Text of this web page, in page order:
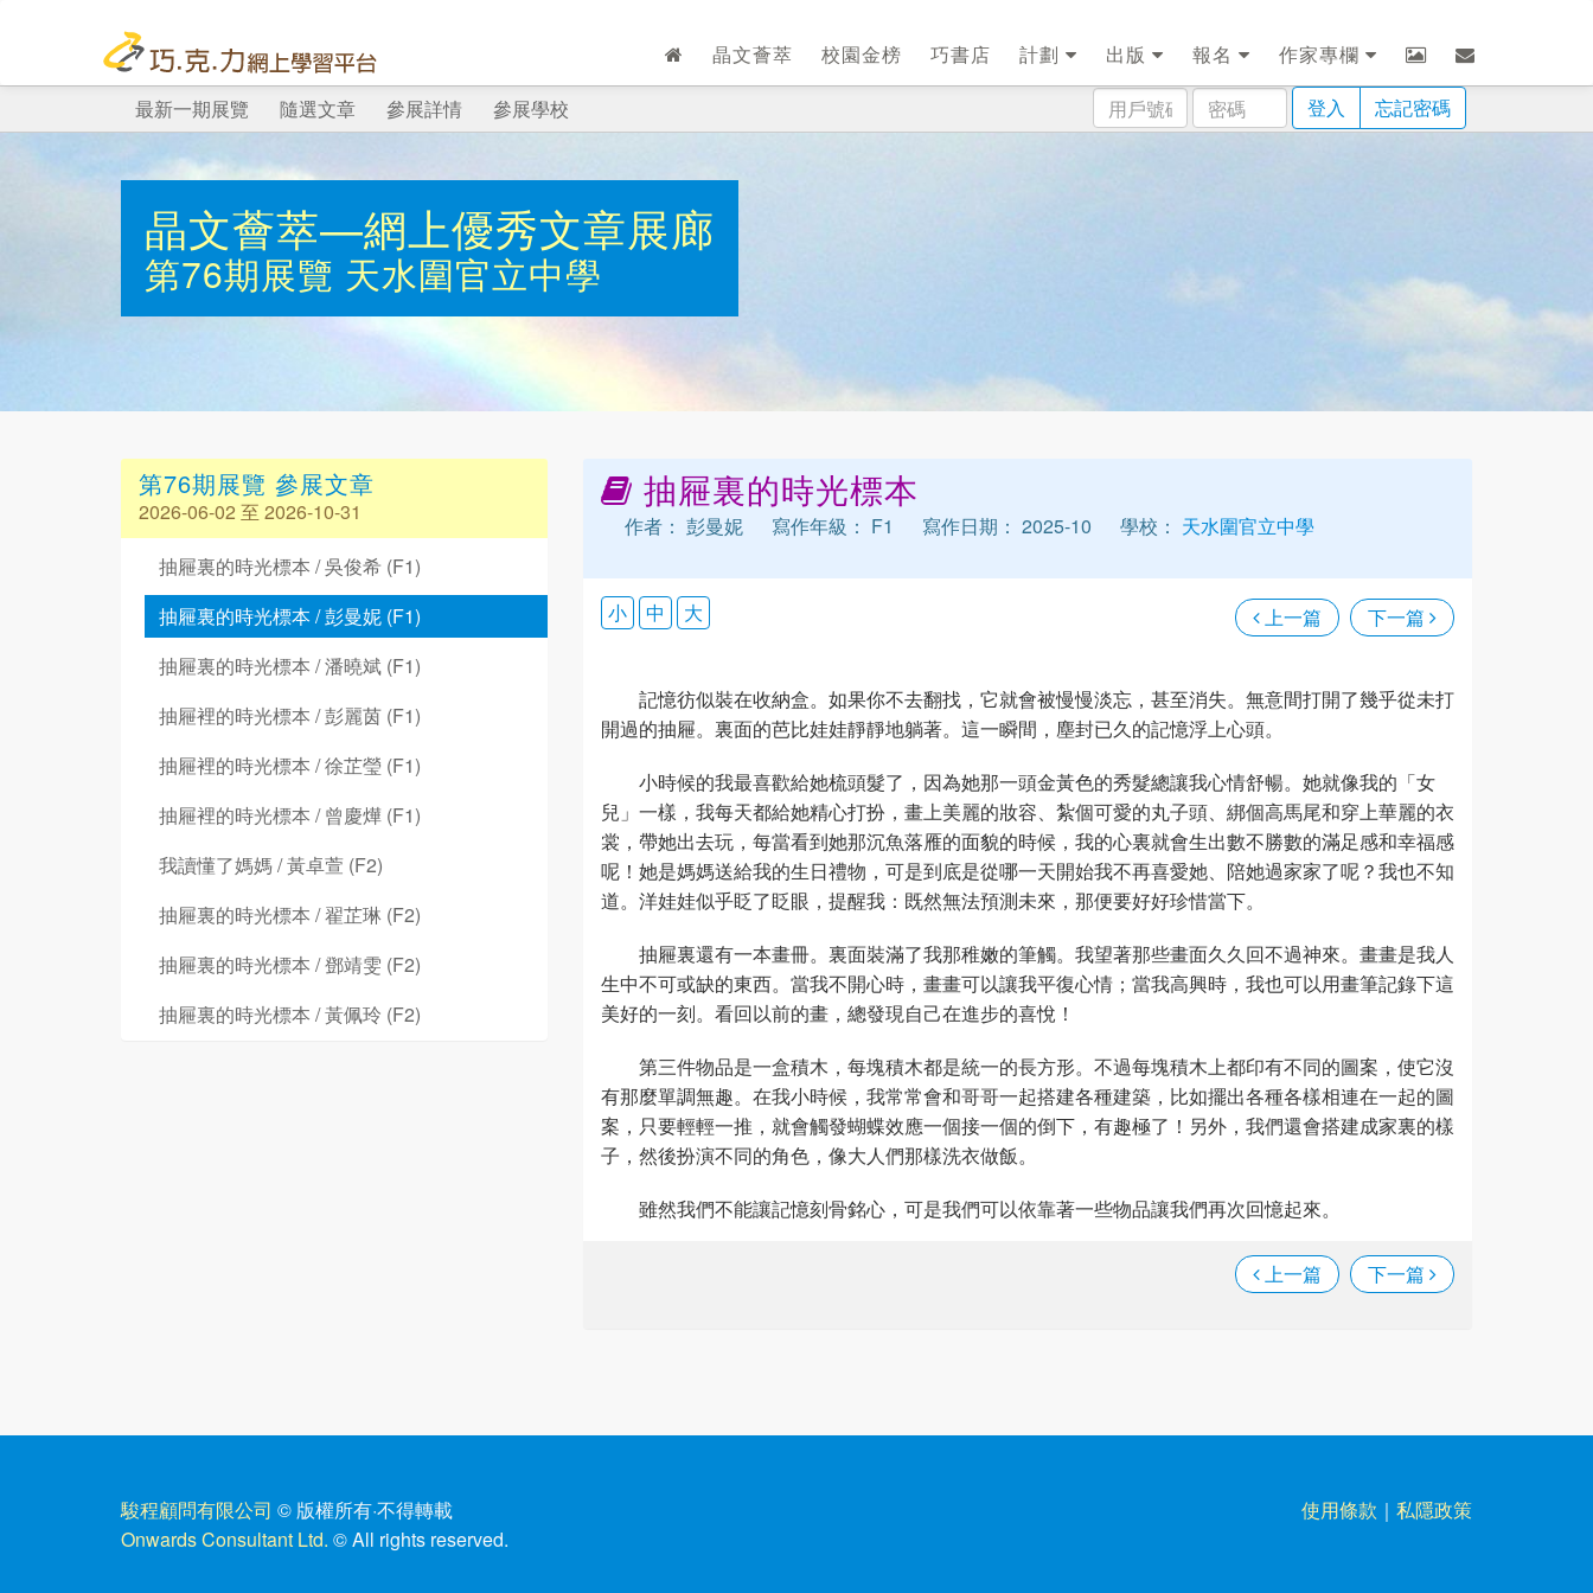
晶文薈萃 校園金榜 巧書店 計劃 出版 報名
作家專欄
用
戶
密
碼
登入 忘記密碼
最新一期展覽 隨選文章 參展詳情 參展學校
晶文薈萃—網上優秀文章展廊
第76期展覽 天水圍官立中學
第76期展覽 參展文章
2026-06-02 至 2026-10-31
抽屜裏的時光標本 / 吳俊希 (F1)
抽屜裏的時光標本 / 彭曼妮 (F1)
抽屜裏的時光標本 / 潘曉斌 (F1)
抽屜裡的時光標本 / 彭麗茵 (F1)
抽屜裡的時光標本 / 徐芷瑩 (F1)
抽屜裡的時光標本 / 曾慶燁 (F1)
我讀懂了媽媽 / 黃卓萱 (F2)
抽屜裏的時光標本 / 翟芷琳 (F2)
抽屜裏的時光標本 / 鄧靖雯 (F2)
抽屜裏的時光標本 / 黃佩玲 (F2)
抽屜裏的時光標本
作者： 彭曼妮 寫作年級： F1 寫作日期： 2025-10 學校： 天水圍官立中學
上一篇 下一篇
小 中 大
記憶彷似裝在收納盒。如果你不去翻找，它就會被慢慢淡忘，甚至消失。無意間打開了幾乎從未打
開過的抽屜。裏面的芭比娃娃靜靜地躺著。這一瞬間，塵封已久的記憶浮上心頭。
小時候的我最喜歡給她梳頭髮了，因為她那一頭金黃色的秀髮總讓我心情舒暢。她就像我的「女
兒」一樣，我每天都給她精心打扮，畫上美麗的妝容、紮個可愛的丸子頭、綁個高馬尾和穿上華麗的衣
裳，帶她出去玩，每當看到她那沉魚落雁的面貌的時候，我的心裏就會生出數不勝數的滿足感和幸福感
呢！她是媽媽送給我的生日禮物，可是到底是從哪一天開始我不再喜愛她、陪她過家家了呢？我也不知
道。洋娃娃似乎眨了眨眼，提醒我：既然無法預測未來，那便要好好珍惜當下。
抽屜裏還有一本畫冊。裏面裝滿了我那稚嫩的筆觸。我望著那些畫面久久回不過神來。畫畫是我人
生中不可或缺的東西。當我不開心時，畫畫可以讓我平復心情；當我高興時，我也可以用畫筆記錄下這
美好的一刻。看回以前的畫，總發現自己在進步的喜悅！
第三件物品是一盒積木，每塊積木都是統一的長方形。不過每塊積木上都印有不同的圖案，使它沒
有那麼單調無趣。在我小時候，我常常會和哥哥一起搭建各種建築，比如擺出各種各樣相連在一起的圖
案，只要輕輕一推，就會觸發蝴蝶效應一個接一個的倒下，有趣極了！另外，我們還會搭建成家裏的樣
子，然後扮演不同的角色，像大人們那樣洗衣做飯。
雖然我們不能讓記憶刻骨銘心，可是我們可以依靠著一些物品讓我們再次回憶起來。
上一篇 下一篇
駿程顧問有限公司 © 版權所有·不得轉載
Onwards Consultant Ltd. © All rights reserved.
使用條款 ｜ 私隱政策